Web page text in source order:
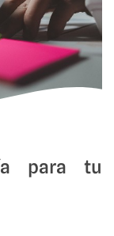
para tu